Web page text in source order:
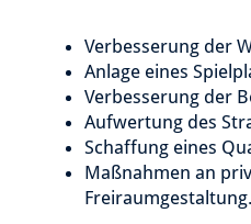
Verbesserung der
Anlage eines
Verbesserung der
Aufwertung des
Schaffung eines
Maßnahmen an
Freiraumgestaltung.